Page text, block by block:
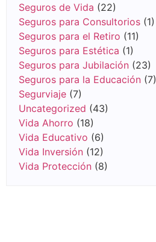
Seguros de Vida (22)
Seguros para Consultorios (1)
Seguros para el Retiro (11)
Seguros para Estética (1)
Seguros para Jubilación (23)
Seguros para la Educación (7)
Segurviaje (7)
Uncategorized (43)
Vida Ahorro (18)
Vida Educativo (6)
Vida Inversión (12)
Vida Protección (8)